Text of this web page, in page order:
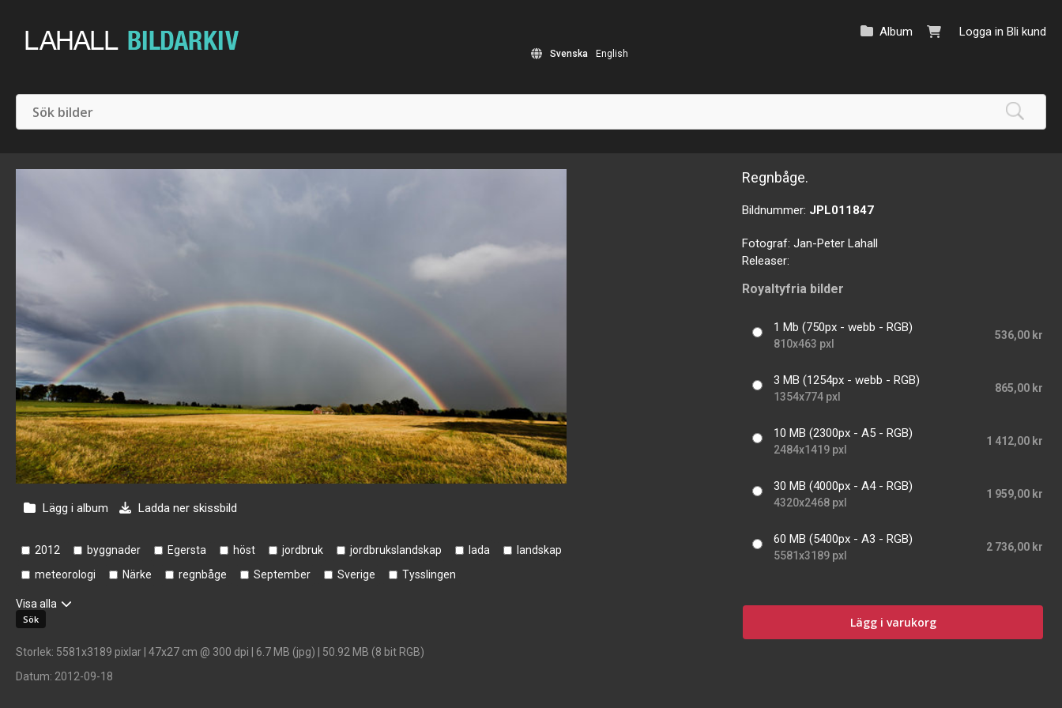
Logga in Bli kund
Album
Svenska English
Lägg i album Ladda ner skissbild
2012 byggnader Egersta höst jordbruk jordbrukslandskap lada
landskap
meteorologi
Närke regnbåge September Sverige Tysslingen
Visa alla
Storlek: 5581x3189 pixlar | 47x27 cm @ 300 dpi | 6.7 MB (jpg) | 50.92 MB (8 bit RGB)
Datum: 2012-09-18
Regnbåge.
Bildnummer: JPL011847
Fotograf:Jan-Peter Lahall
Releaser:
Royaltyfria bilder
1 Mb (750px - webb - RGB)
810x463 pxl
536,00 kr
3 MB (1254px - webb - RGB)
1354x774 pxl
865,00 kr
10 MB (2300px - A5 - RGB)
2484x1419 pxl
1 412,00 kr
30 MB (4000px - A4 - RGB)
4320x2468 pxl
1 959,00 kr
60 MB (5400px - A3 - RGB)
5581x3189 pxl
2 736,00 kr
Lägg i varukorg